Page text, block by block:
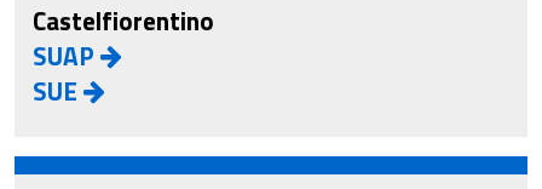
Castelfiorentino
SUAP
SUE